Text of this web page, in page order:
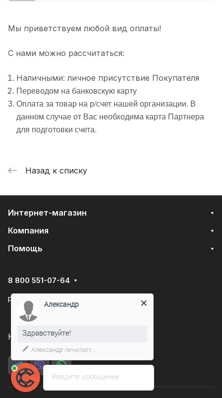
Мы приветствуем любой вид оплаты!
С нами можно рассчитаться:
Наличными: личное присутствие Покупателя
Переводом на банковскую карту
Оплата за товар на р/счет нашей организации. В
данном случае от Вас необходима карта Партнера
для подготовки счета.
Назад к списку
Интернет-магазин
Компания
Помощь
8 800 551-07-64
podarovdr@specautotrade.pro
Нижний Новгород, Чаадаева д.10к
Введите сообщение
Александр
Здравствуйте!
Александр печатает...